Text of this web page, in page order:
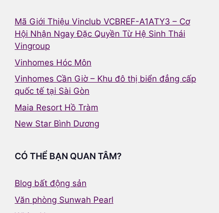
Mã Giới Thiệu Vinclub VCBREF-A1ATY3 – Cơ
Hội Nhận Ngay Đặc Quyền Từ Hệ Sinh Thái
Vingroup
Vinhomes Hóc Môn
Vinhomes Cần Giờ – Khu đô thị biển đẳng cấp
quốc tế tại Sài Gòn
Maia Resort Hồ Tràm
New Star Bình Dương
CÓ THỂ BẠN QUAN TÂM?
Blog bất động sản
Văn phòng Sunwah Pearl